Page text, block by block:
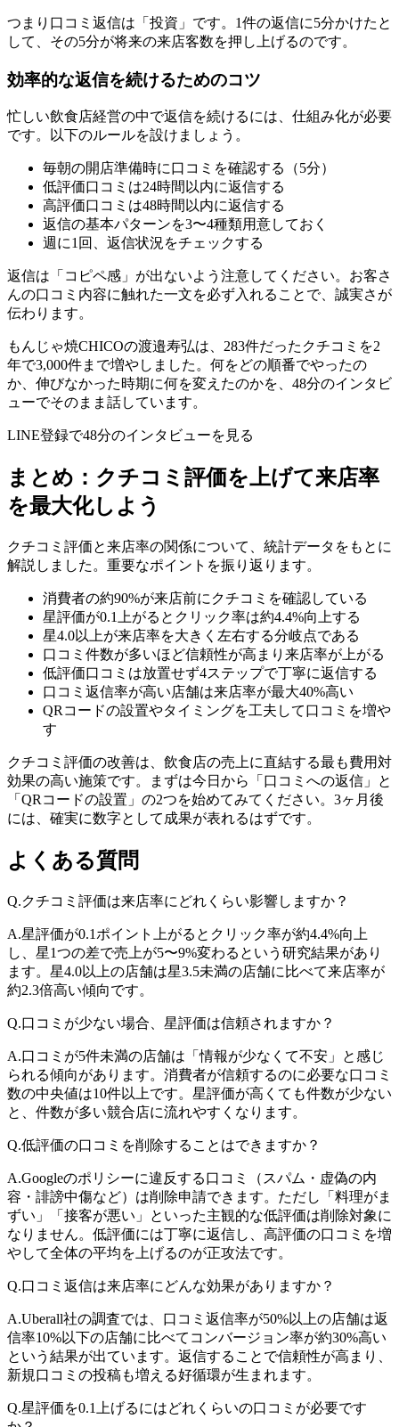
つまり口コミ返信は「投資」です。1件の返信に5分かけたと
して、その5分が将来の来店客数を押し上げるのです。
効率的な返信を続けるためのコツ
忙しい飲食店経営の中で返信を続けるには、仕組み化が必要
です。以下のルールを設けましょう。
毎朝の開店準備時に口コミを確認する（5分）
低評価口コミは24時間以内に返信する
高評価口コミは48時間以内に返信する
返信の基本パターンを3〜4種類用意しておく
週に1回、返信状況をチェックする
返信は「コピペ感」が出ないよう注意してください。お客さ
んの口コミ内容に触れた一文を必ず入れることで、誠実さが
伝わります。
もんじゃ焼CHICOの渡邉寿弘は、283件だったクチコミを2
年で3,000件まで増やしました。何をどの順番でやったの
か、伸びなかった時期に何を変えたのかを、48分のインタビ
ューでそのまま話しています。
LINE登録で48分のインタビューを見る
まとめ：クチコミ評価を上げて来店率
を最大化しよう
クチコミ評価と来店率の関係について、統計データをもとに
解説しました。重要なポイントを振り返ります。
消費者の約90%が来店前にクチコミを確認している
星評価が0.1上がるとクリック率は約4.4%向上する
星4.0以上が来店率を大きく左右する分岐点である
口コミ件数が多いほど信頼性が高まり来店率が上がる
低評価口コミは放置せず4ステップで丁寧に返信する
口コミ返信率が高い店舗は来店率が最大40%高い
QRコードの設置やタイミングを工夫して口コミを増や
す
クチコミ評価の改善は、飲食店の売上に直結する最も費用対
効果の高い施策です。まずは今日から「口コミへの返信」と
「QRコードの設置」の2つを始めてみてください。3ヶ月後
には、確実に数字として成果が表れるはずです。
よくある質問
Q.クチコミ評価は来店率にどれくらい影響しますか？
A.星評価が0.1ポイント上がるとクリック率が約4.4%向上
し、星1つの差で売上が5〜9%変わるという研究結果があり
ます。星4.0以上の店舗は星3.5未満の店舗に比べて来店率が
約2.3倍高い傾向です。
Q.口コミが少ない場合、星評価は信頼されますか？
A.口コミが5件未満の店舗は「情報が少なくて不安」と感じ
られる傾向があります。消費者が信頼するのに必要な口コミ
数の中央値は10件以上です。星評価が高くても件数が少ない
と、件数が多い競合店に流れやすくなります。
Q.低評価の口コミを削除することはできますか？
A.Googleのポリシーに違反する口コミ（スパム・虚偽の内
容・誹謗中傷など）は削除申請できます。ただし「料理がま
ずい」「接客が悪い」といった主観的な低評価は削除対象に
なりません。低評価には丁寧に返信し、高評価の口コミを増
やして全体の平均を上げるのが正攻法です。
Q.口コミ返信は来店率にどんな効果がありますか？
A.Uberall社の調査では、口コミ返信率が50%以上の店舗は返
信率10%以下の店舗に比べてコンバージョン率が約30%高い
という結果が出ています。返信することで信頼性が高まり、
新規口コミの投稿も増える好循環が生まれます。
Q.星評価を0.1上げるにはどれくらいの口コミが必要です